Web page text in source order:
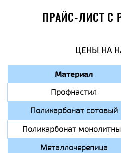
ПРАЙС-ЛИСТ С
ЦЕНЫ НА
Материал
Профнастил
Поликарбонат сотовый
Поликарбонат
Металлочерепица